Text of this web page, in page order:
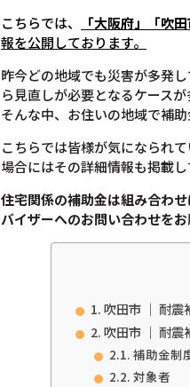
こちらでは、 「大阪府」「吹田
報を公開しております。
昨今どの地域でも災害が多発
ら見直しが必要となるケース
そんな中、お住いの地域で補
こちらでは皆様が気になられ
場合にはその詳細情報も掲載
住宅関係の補助金は組み合わ
バイザーへのお問い合わせをお
吹田市 ｜ 耐震
吹田市 ｜ 耐震
補助金制
対象者